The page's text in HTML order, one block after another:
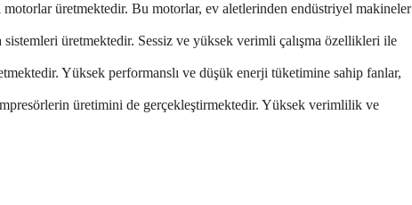
üretmektedir. Bu motorlar, ev aletlerinden endüstriyel makineler
üretmektedir. Sessiz ve yüksek verimli çalışma özellikleri ile
Yüksek performanslı ve düşük enerji tüketimine sahip fanlar,
üretimini de gerçekleştirmektedir. Yüksek verimlilik ve